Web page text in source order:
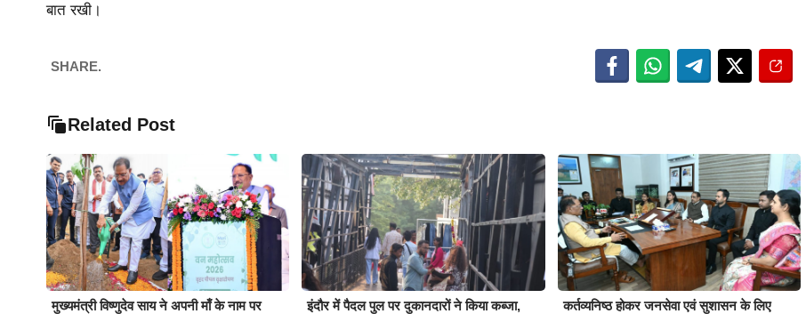
बात रखी।
SHARE.
Related Post
मुख्यमंत्री विष्णुदेव साय ने अपनी माँ के नाम पर
इंदौर में पैदल पुल पर दुकानदारों ने किया कब्जा,
कर्तव्यनिष्ठ होकर जनसेवा एवं सुशासन के लिए